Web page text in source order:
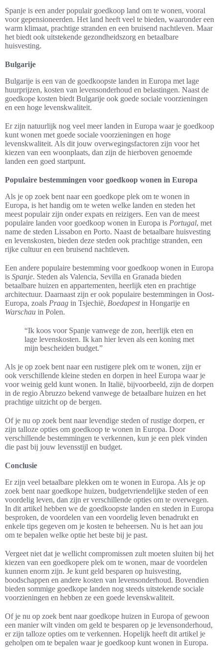
Spanje is een ander populair goedkoop land om te wonen, vooral
voor gepensioneerden. Het land heeft veel te bieden, waaronder een
warm klimaat, prachtige stranden en een bruisend nachtleven. Maar
het biedt ook uitstekende gezondheidszorg en betaalbare
huisvesting.
Bulgarije
Bulgarije is een van de goedkoopste landen in Europa met lage
huurprijzen, kosten van levensonderhoud en belastingen. Naast de
goedkope kosten biedt Bulgarije ook goede sociale voorzieningen
en een hoge levenskwaliteit.
Er zijn natuurlijk nog veel meer landen in Europa waar je goedkoop
kunt wonen met goede sociale voorzieningen en hoge
levenskwaliteit. Als dit jouw overwegingsfactoren zijn voor het
kiezen van een woonplaats, dan zijn de hierboven genoemde
landen een goed startpunt.
Populaire bestemmingen voor goedkoop wonen in Europa
Als je op zoek bent naar een goedkope plek om te wonen in
Europa, is het handig om te weten welke landen en steden het
meest populair zijn onder expats en reizigers. Een van de meest
populaire landen voor goedkoop wonen in Europa is Portugal, met
name de steden Lissabon en Porto. Naast de betaalbare huisvesting
en levenskosten, bieden deze steden ook prachtige stranden, een
rijke cultuur en een bruisend nachtleven.
Een andere populaire bestemming voor goedkoop wonen in Europa
is Spanje. Steden als Valencia, Sevilla en Granada bieden
betaalbare huizen en appartementen, heerlijk eten en prachtige
architectuur. Daarnaast zijn er ook populaire bestemmingen in Oost-
Europa, zoals Praag in Tsjechië, Boedapestin Hongarije en
Warschau in Polen.
“Ik koos voor Spanje vanwege de zon, heerlijk eten en
lage levenskosten. Ik kan hier leven als een koning met
mijn bescheiden budget.”
Als je op zoek bent naar een rustigere plek om te wonen, zijn er
ook verschillende kleine steden en dorpen in heel Europa waar je
voor weinig geld kunt wonen. In Italië, bijvoorbeeld, zijn de dorpen
in de regio Abruzzo bekend vanwege de betaalbare huizen en het
prachtige uitzicht op de bergen.
Of je nu op zoek bent naar levendige steden of rustige dorpen, er
zijn talloze opties om goedkoop te wonen in Europa. Door
verschillende bestemmingen te verkennen, kun je een plek vinden
die past bij jouw levensstijl en budget.
Conclusie
Er zijn veel betaalbare plekken om te wonen in Europa. Als je op
zoek bent naar goedkope huizen, budgetvriendelijke steden of een
voordelig leven, dan zijn er verschillende opties om te overwegen.
In dit artikel hebben we de goedkoopste landen en steden in Europa
besproken, de voordelen van een voordelig leven benadrukt en
enkele tips gegeven om je kosten te beheersen. Nu is het aan jou
om te bepalen welke optie het beste bij je past.
Vergeet niet dat je wellicht compromissen zult moeten sluiten bij het
kiezen van een goedkopere plek om te wonen, maar de voordelen
kunnen enorm zijn. Je kunt geld besparen op huisvesting,
boodschappen en andere kosten van levensonderhoud. Bovendien
bieden sommige goedkope landen nog steeds uitstekende sociale
voorzieningen en hebben ze een goede levenskwaliteit.
Of je nu op zoek bent naar goedkope huizen in Europa of gewoon
een manier wilt vinden om geld te besparen op je levensonderhoud,
er zijn talloze opties om te verkennen. Hopelijk heeft dit artikel je
geholpen om te bepalen waar je goedkoop kunt wonen in Europa.